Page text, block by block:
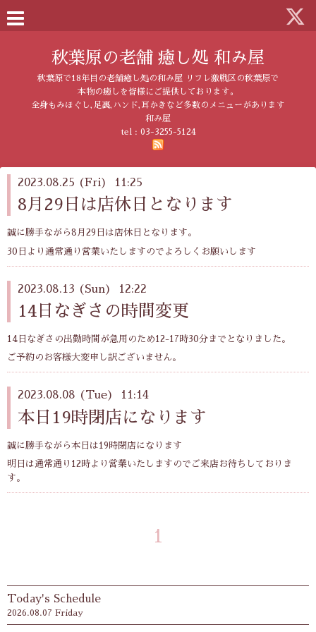
秋葉原の老舗 癒し処 和み屋
秋葉原で18年目の老舗癒し処の和み屋 リフレ激戦区の秋葉原で
本物の癒しを皆様にご提供しております。
全身もみほぐし,足裏,ハンド,耳かきなど多数のメニューがあります
和み屋
tel : 03-3255-5124
2023.08.25 (Fri) 11:25
8月29日は店休日となります
誠に勝手ながら8月29日は店休日となります。
30日より通常通り営業いたしますのでよろしくお願いします
2023.08.13 (Sun) 12:22
14日なぎさの時間変更
14日なぎさの出勤時間が急用のため12-17時30分までとなりました。
ご予約のお客様大変申し訳ございません。
2023.08.08 (Tue) 11:14
本日19時閉店になります
誠に勝手ながら本日は19時閉店になります
明日は通常通り12時より営業いたしますのでご来店お待ちしておりま
す。
1
Today's Schedule
2026.08.07 Friday